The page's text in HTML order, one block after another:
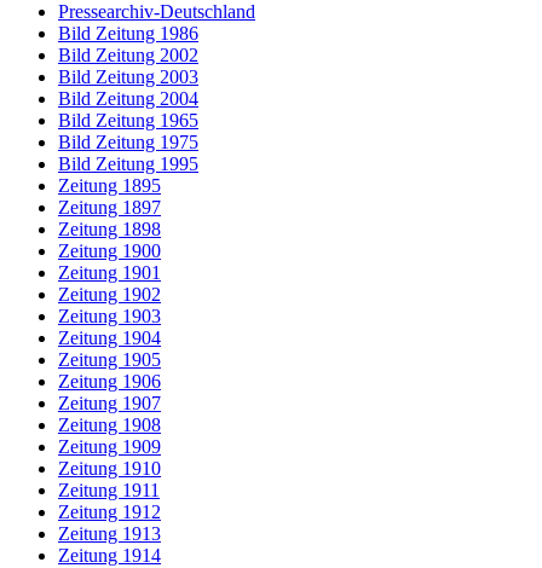
Pressearchiv-Deutschland
Bild Zeitung 1986
Bild Zeitung 2002
Bild Zeitung 2003
Bild Zeitung 2004
Bild Zeitung 1965
Bild Zeitung 1975
Bild Zeitung 1995
Zeitung 1895
Zeitung 1897
Zeitung 1898
Zeitung 1900
Zeitung 1901
Zeitung 1902
Zeitung 1903
Zeitung 1904
Zeitung 1905
Zeitung 1906
Zeitung 1907
Zeitung 1908
Zeitung 1909
Zeitung 1910
Zeitung 1911
Zeitung 1912
Zeitung 1913
Zeitung 1914